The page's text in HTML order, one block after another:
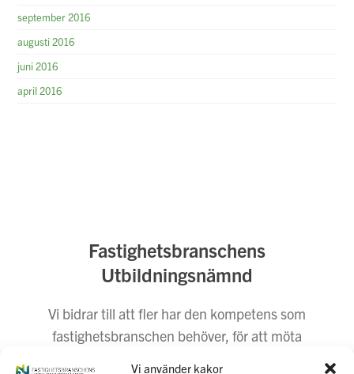
Vi använder kakor
september 2016
augusti 2016
juni 2016
april 2016
Fastighetsbranschens
Utbildningsnämnd
Vi bidrar till att fler har den kompetens som
fastighetsbranschen behöver, för att möta